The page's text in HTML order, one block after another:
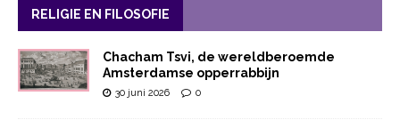
RELIGIE EN FILOSOFIE
Chacham Tsvi, de wereldberoemde
Amsterdamse opperrabbijn
30 juni 2026 0